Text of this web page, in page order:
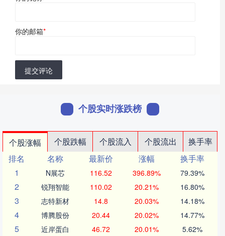
你的邮箱*
提交评论
个股实时涨跌榜
个股涨幅 个股跌幅 个股流入 个股流出
换手率
排名
名称 最新价 涨幅
换手率
1
N展芯 116.52 396.89% 79.39%
2 锐翔智能 110.02 20.21% 16.80%
3 志特新材 14.8 20.03% 14.18%
4 博腾股份 20.44 20.02% 14.77%
5 近岸蛋白 46.72 20.01% 5.62%